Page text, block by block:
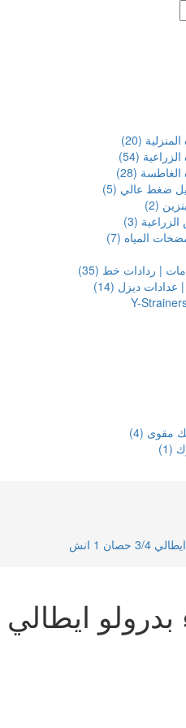
(20)
(54)
(28)
ضغط عالي (5)
(2)
(3)
المياه (7)
| ردادات خط (35)
عدادات ديزل (14)
مقوى (4)
(1)
1 انش